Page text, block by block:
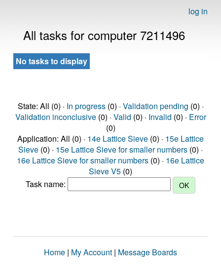
log in
All tasks for computer 7211496
No tasks to display
State: All (0) · In progress(0) · Validation pending (0) ·
Validation inconclusive(0) · Valid (0) · Invalid (0) · Error
(0)
Application: All (0) · 14e Lattice Sieve (0) · 15e Lattice
Sieve (0) · 15e Lattice Sieve for smaller numbers (0) ·
16e Lattice Sieve for smaller numbers (0) · 16e Lattice
Sieve V5 (0)
Task name:
Home | My Account | Message Boards